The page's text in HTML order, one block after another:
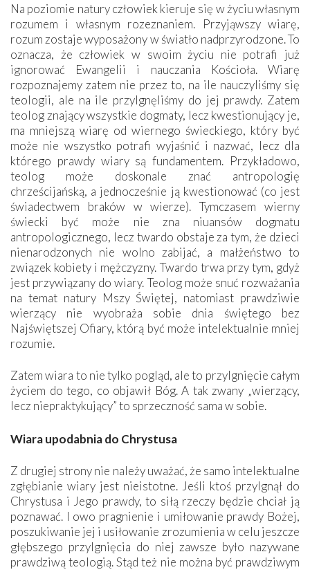
Na poziomie natury człowiek kieruje się w życiu własnym
rozumem i własnym rozeznaniem. Przyjąwszy wiarę,
rozum zostaje wyposażony w światło nadprzyrodzone. To
oznacza, że człowiek w swoim życiu nie potrafi już
ignorować Ewangelii i nauczania Kościoła. Wiarę
rozpoznajemy zatem nie przez to, na ile nauczyliśmy się
teologii, ale na ile przylgnęliśmy do jej prawdy. Zatem
teolog znający wszystkie dogmaty, lecz kwestionujący je,
ma mniejszą wiarę od wiernego świeckiego, który być
może nie wszystko potrafi wyjaśnić i nazwać, lecz dla
którego prawdy wiary są fundamentem. Przykładowo,
teolog może doskonale znać antropologię
chrześcijańską, a jednocześnie ją kwestionować (co jest
świadectwem braków w wierze). Tymczasem wierny
świecki być może nie zna niuansów dogmatu
antropologicznego, lecz twardo obstaje za tym, że dzieci
nienarodzonych nie wolno zabijać, a małżeństwo to
związek kobiety i mężczyzny. Twardo trwa przy tym, gdyż
jest przywiązany do wiary. Teolog może snuć rozważania
na temat natury Mszy Świętej, natomiast prawdziwie
wierzący nie wyobraża sobie dnia świętego bez
Najświętszej Ofiary, którą być może intelektualnie mniej
rozumie.
Zatem wiara to nie tylko pogląd, ale to przylgnięcie całym
życiem do tego, co objawił Bóg. A tak zwany „wierzący,
lecz niepraktykujący” to sprzeczność sama w sobie.
Wiara upodabnia do Chrystusa
Z drugiej strony nie należy uważać, że samo intelektualne
zgłębianie wiary jest nieistotne. Jeśli ktoś przylgnął do
Chrystusa i Jego prawdy, to siłą rzeczy będzie chciał ją
poznawać. I owo pragnienie i umiłowanie prawdy Bożej,
poszukiwanie jej i usiłowanie zrozumienia w celu jeszcze
głębszego przylgnięcia do niej zawsze było nazywane
prawdziwą teologią. Stąd też nie można być prawdziwym